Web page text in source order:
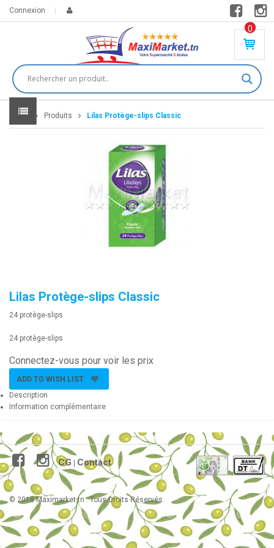
Connexion
0
PR
DU
IT(
S)
Home Produits Lilas Protège-slips Classic
Lilas Protège-slips Classic
24 protège-slips
24 protège-slips
Connectez-vous pour voir les prix
ADD TO WISH LIST
Description
Information complémentaire
CG Contact
© 2018 Maximarket.tn . Tous Droits Réservés.